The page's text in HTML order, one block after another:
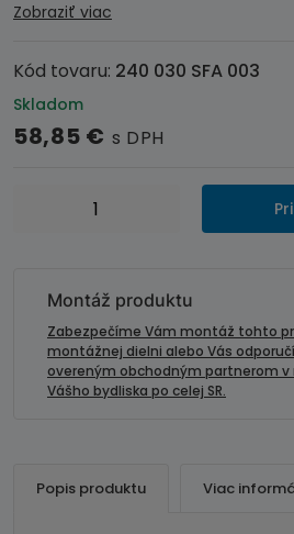
Zobraziť viac
Kód tovaru: 240 030 SFA 003
Skladom
58,85 € s DPH
množstvo
volante-
FIAT
Punto,
Montáž produktu
Zabezpečíme Vám montáž tohto
montážnej dielni alebo Vás
overeným obchodným partnerom v
Vášho bydliska po celej SR.
Popis produktu Viac